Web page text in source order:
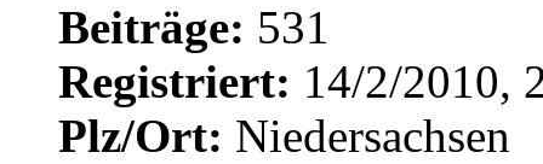
Beiträge: 531
Registriert: 14/2/2010,
Plz/Ort: Niedersachsen